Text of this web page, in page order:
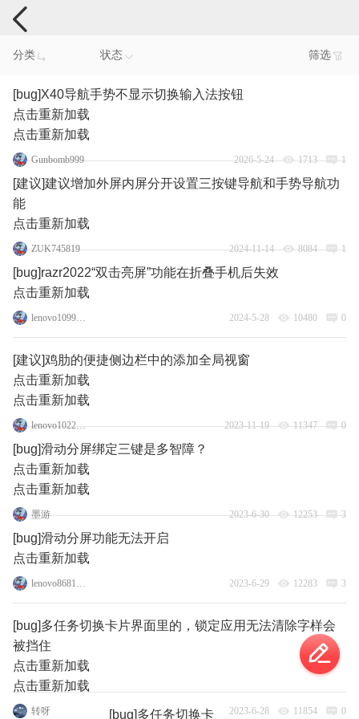
手机反馈
分类 状态 筛选
[bug]X40导航手势不显示切换输入法按钮
点击重新加载
点击重新加载
Gunbomb999 2026-5-24 1713 1
[建议]建议增加外屏内屏分开设置三按键导航和手势导航功
能
点击重新加载
ZUK745819 2024-11-14 8084 1
[bug]razr2022“双击亮屏”功能在折叠手机后失效
点击重新加载
lenovo109998360 2024-5-28 10480 0
[建议]鸡肋的便捷侧边栏中的添加全局视窗
点击重新加载
点击重新加载
lenovo102282169 2023-11-19 11347 0
[bug]滑动分屏绑定三键是多智障？
点击重新加载
点击重新加载
墨游 2023-6-30 12253 3
[bug]滑动分屏功能无法开启
点击重新加载
lenovo86810535 2023-6-29 12283 3
[bug]多任务切换卡片界面里的，锁定应用无法清除字样会
被挡住
点击重新加载
点击重新加载
转呀 2023-6-28 11854 0
[bug]多任务切换卡